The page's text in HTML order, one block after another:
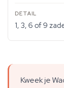
1, 3, 6 of 9
Kweek je